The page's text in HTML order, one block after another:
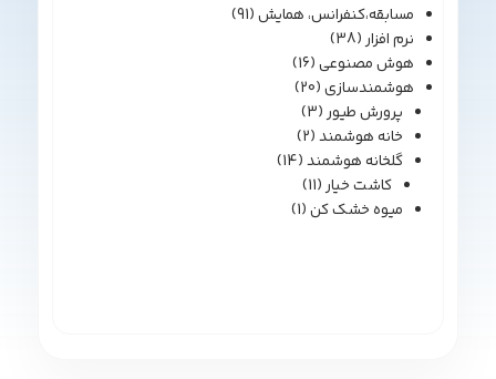
مسابقه،کنفرانس، همایش(91)
نرم افزار(38)
هوش مصنوعی(16)
هوشمندسازی(20)
پرورش طیور(3)
خانه هوشمند(2)
گلخانه هوشمند(14)
کاشت خیار(11)
میوه خشک کن(1)